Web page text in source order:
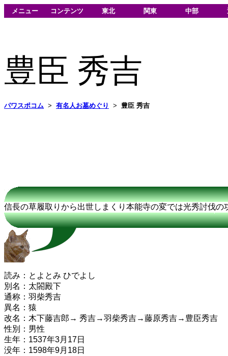
メニュー コンテンツ 東北 関東 中部
豊臣 秀吉
パワスポコム > 有名人お墓めぐり > 豊臣 秀吉
信長の草履取りから出世しまくり本能寺の変では光秀討伐
読み：とよとみ ひでよし
別名：太閤殿下
通称：羽柴秀吉
異名：猿
改名：木下藤吉郎→ 秀吉→羽柴秀吉→藤原秀吉→豊臣秀吉
性別：男性
生年：1537年3月17日
没年：1598年9月18日